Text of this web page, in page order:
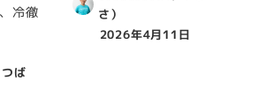
冷徹
ば
さ）
2026年4月11日